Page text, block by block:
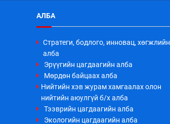
АЛБА
Стратеги, бодлого, инновац, хөгжлийн
алба
Эрүүгийн цагдаагийн алба
Мөрдөн байцаах алба
Нийтийн хэв журам хамгаалах олон
нийтийн аюулгүй б/х алба
Тээврийн цагдаагийн алба
Экологийн цагдаагийн алба